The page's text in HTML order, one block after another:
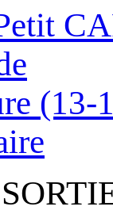
(13-